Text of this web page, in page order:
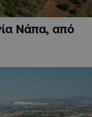
Νάπα, από